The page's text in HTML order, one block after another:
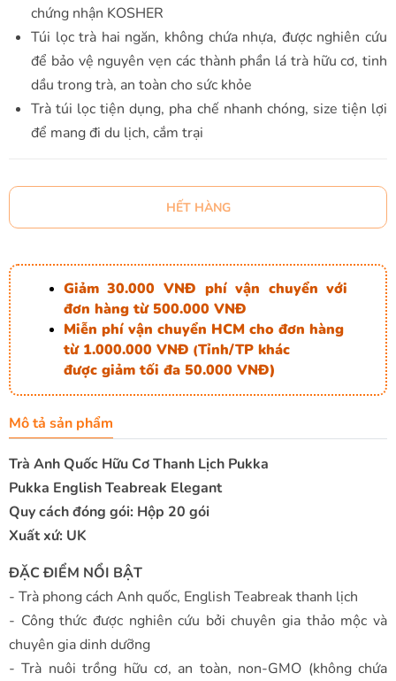
chứng nhận KOSHER
Túi lọc trà hai ngăn, không chứa nhựa, được nghiên cứu
để bảo vệ nguyên vẹn các thành phần lá trà hữu cơ, tinh
dầu trong trà, an toàn cho sức khỏe
Trà túi lọc tiện dụng, pha chế nhanh chóng, size tiện lợi
để mang đi du lịch, cắm trại
HẾT HÀNG
Giảm 30.000 VNĐ phí vận chuyển với
đơn hàng từ 500.000 VNĐ
Miễn phí vận chuyển HCM cho đơn hàng
từ 1.000.000 VNĐ (Tỉnh/TP khác
được giảm tối đa 50.000 VNĐ)
Mô tả sản phẩm
Trà Anh Quốc Hữu Cơ Thanh Lịch Pukka
Pukka English Teabreak Elegant
Quy cách đóng gói: Hộp 20 gói
Xuất xứ: UK
ĐẶC ĐIỂM NỔI BẬT
- Trà phong cách Anh quốc, English Teabreak thanh lịch
- Công thức được nghiên cứu bởi chuyên gia thảo mộc và
chuyên gia dinh dưỡng
- Trà nuôi trồng hữu cơ, an toàn, non-GMO (không chứa